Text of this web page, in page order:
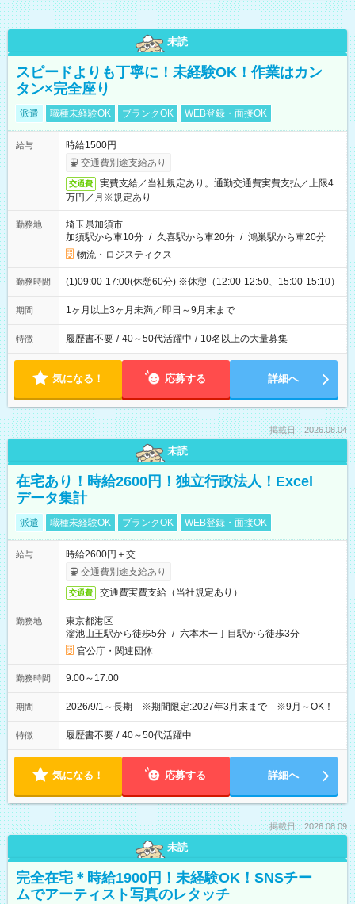
未読
スピードよりも丁寧に！未経験OK！作業はカン
タン×完全座り
派遣 職種未経験OK ブランクOK WEB登録・面接OK
給与
時給1500円
交通費別途支給あり
交通費
実費支給／当社規定あり。通勤交通費実費支払／上限4
万円／月※規定あり
勤務地
埼玉県加須市
加須駅から車10分 / 久喜駅から車20分 / 鴻巣駅から車20分
物流・ロジスティクス
勤務時間 (1)09:00-17:00(休憩60分) ※休憩（12:00-12:50、15:00-15:10）
期間 1ヶ月以上3ヶ月未満／即日～9月末まで
特徴 履歴書不要 / 40～50代活躍中 / 10名以上の大量募集
気になる！ 応募する 詳細へ
掲載日：2026.08.04
未読
在宅あり！時給2600円！独立行政法人！Excel
データ集計
派遣 職種未経験OK ブランクOK WEB登録・面接OK
給与
時給2600円＋交
交通費別途支給あり
交通費 交通費実費支給（当社規定あり）
勤務地
東京都港区
溜池山王駅から徒歩5分 / 六本木一丁目駅から徒歩3分
官公庁・関連団体
勤務時間 9:00～17:00
期間 2026/9/1～長期 ※期間限定:2027年3月末まで ※9月～OK！
特徴 履歴書不要 / 40～50代活躍中
気になる！ 応募する 詳細へ
掲載日：2026.08.09
未読
完全在宅＊時給1900円！未経験OK！SNSチー
ムでアーティスト写真のレタッチ